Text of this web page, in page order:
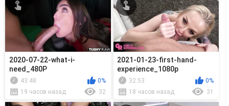
2020-07-22-what-i-
need_480P
43:48
0%
19 часов назад
32
2021-01-23-first-hand-
experience_1080p
32:53
0%
18 часов назад
31